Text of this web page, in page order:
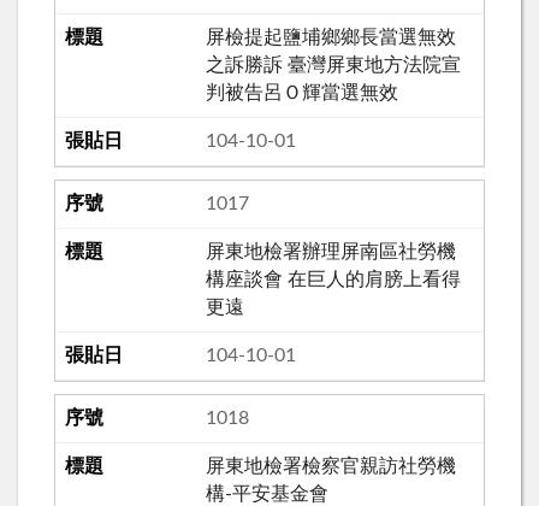
屏檢提起鹽埔鄉鄉長當選無效
之訴勝訴 臺灣屏東地方法院宣
判被告呂Ｏ輝當選無效
104-10-01
1017
屏東地檢署辦理屏南區社勞機
構座談會 在巨人的肩膀上看得
更遠
104-10-01
1018
屏東地檢署檢察官親訪社勞機
構-平安基金會